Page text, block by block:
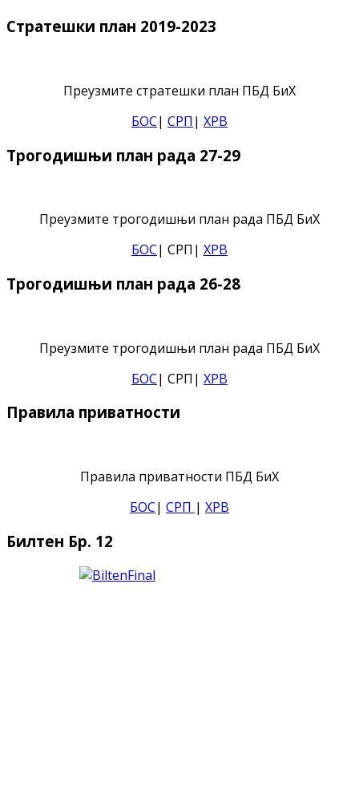
Стратешки план 2019-2023
Преузмите стратешки план ПБД БиХ
БОС| СРП | ХРВ
Трогодишњи план рада 27-29
Преузмите трогодишњи план рада ПБД БиХ
БОС| СРП| ХРВ
Трогодишњи план рада 26-28
Преузмите трогодишњи план рада ПБД БиХ
БОС| СРП| ХРВ
Правила приватности
Правила приватности ПБД БиХ
БОС| СРП | ХРВ
Билтен Бр. 12